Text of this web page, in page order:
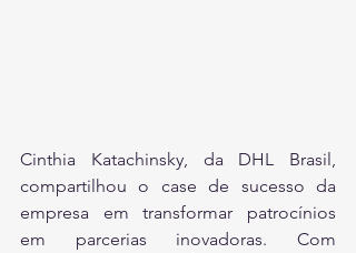
Cinthia Katachinsky, da DHL Brasil,
compartilhou o case de sucesso da
empresa em transformar patrocínios
em parcerias inovadoras. Com